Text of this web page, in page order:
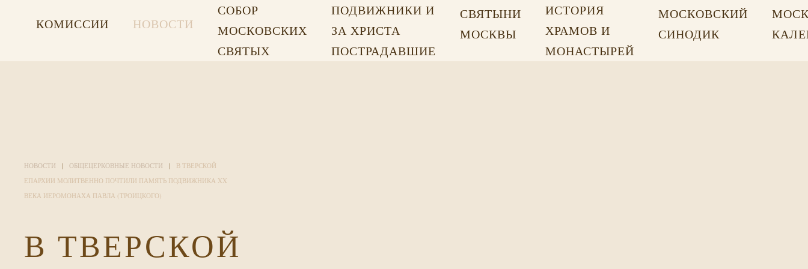
КОМИССИИ НОВОСТИ
СОБОР
МОСКОВСКИХ
СВЯТЫХ
ПОДВИЖНИКИ И
ЗА ХРИСТА
ПОСТРАДАВШИЕ
СВЯТЫНИ
МОСКВЫ
ИСТОРИЯ
ХРАМОВ И
МОНАСТЫРЕЙ
МОСКОВСКИЙ
СИНОДИК
НОВОСТИ ОБЩЕЦЕРКОВНЫЕ НОВОСТИ
В ТВЕРСКОЙ
ЕПАРХИИ МОЛИТВЕННО ПОЧТИЛИ ПАМЯТЬ ПОДВИЖНИКА XX
ВЕКА ИЕРОМОНАХА ПАВЛА (ТРОИЦКОГО)
В ТВЕРСКОЙ